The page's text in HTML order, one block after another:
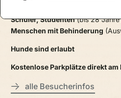
Schüler, Studenten(bis 28 Jahre
Menschen mit Behinderung
Hunde sind erlaubt
Kostenlose Parkplätze direkt am
alle Besucherinfos